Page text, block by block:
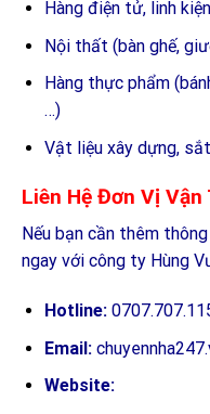
Hàng điện tử, linh
Nội thất (bàn ghế,
Hàng thực phẩm
…)
Vật liệu xây dựng,
Liên Hệ Đơn Vị Vận
Nếu bạn cần thêm
ngay với công ty Hùng
Hotline:
Email:
Website: